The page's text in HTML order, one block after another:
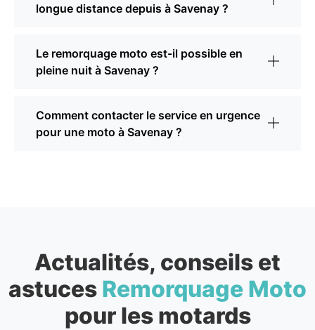
longue distance depuis à Savenay ?
Le remorquage moto est-il possible en
pleine nuit à Savenay ?
Comment contacter le service en urgence
pour une moto à Savenay ?
Actualités, conseils et
astuces Remorquage Moto
pour les motards